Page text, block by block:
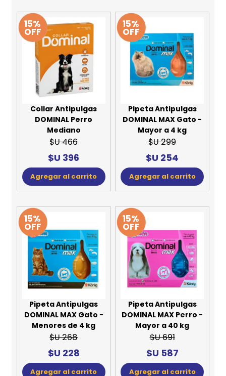
15%
OFF
Collar Antipulgas
DOMINAL Perro
Mediano
$U 466
$U 396
Agregar al carrito
15%
OFF
Pipeta Antipulgas
DOMINAL MAX Gato -
Mayor a 4 kg
$U 299
$U 254
Agregar al carrito
15%
OFF
Pipeta Antipulgas
DOMINAL MAX Gato -
Menores de 4 kg
$U 268
$U 228
Agregar al carrito
15%
OFF
Pipeta Antipulgas
DOMINAL MAX Perro -
Mayor a 40 kg
$U 691
$U 587
Agregar al carrito